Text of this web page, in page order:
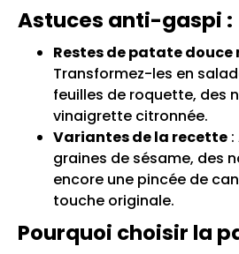
Astuces anti-gaspi :
Restes de patate douce
Transformez-les en
feuilles de roquette, des
vinaigrette citronnée.
Variantes de la recette
graines de sésame, des
encore une pincée de
touche originale.
Pourquoi choisir la